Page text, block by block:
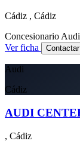
Cádiz , Cádiz
Concesionario Audi
Ver ficha
Contactar
Audi
Cádiz
AUDI
, Cádiz